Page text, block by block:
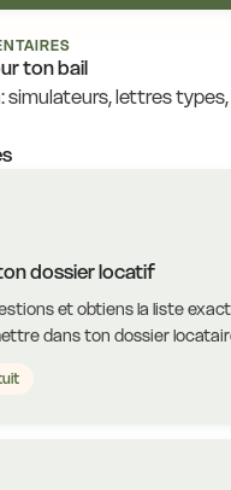
ton bail
simulateurs, lettres
dossier locatif
et obtiens la liste
dans ton dossier